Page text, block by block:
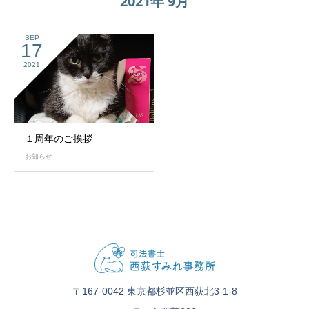
SEP
17
2021
１周年のご挨拶
お知らせ
〒167-0042 東京都杉並区西荻北3-1-8